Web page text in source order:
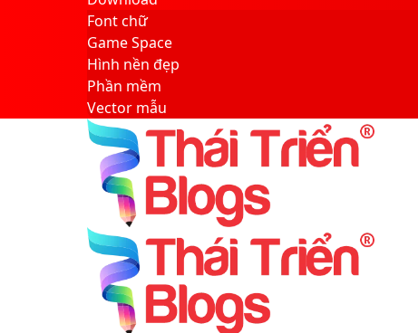
Font chữ
Game Space
Hình nền đẹp
Phần mềm
Vector mẫu
Sidebar
Search
for